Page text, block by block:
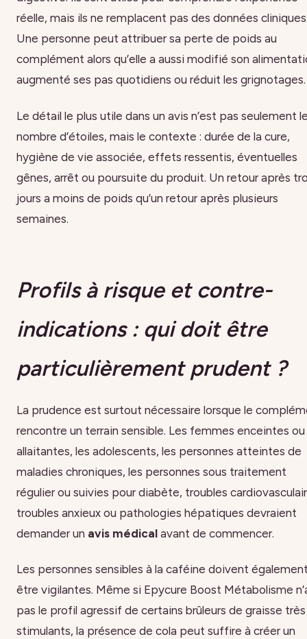
réelle, mais ils ne remplacent pas des données
Une personne peut attribuer sa perte de poids au
complément alors qu’elle a aussi modifié son
augmenté ses pas quotidiens ou réduit les grignotages.
Le détail le plus utile dans un avis n’est pas seulement
nombre d’étoiles, mais le contexte : durée de la cure,
hygiène de vie associée, effets ressentis, éventuelles
gênes, arrêt ou poursuite du produit. Un retour après
jours a moins de poids qu’un retour après plusieurs
semaines.
Profils à risque et contre-
indications : qui doit être
particulièrement prudent ?
La prudence est surtout nécessaire lorsque le
rencontre un terrain sensible. Les femmes enceintes ou
allaitantes, les adolescents, les personnes atteintes de
maladies chroniques, les personnes sous traitement
régulier ou suivies pour diabète, troubles
troubles anxieux ou pathologies hépatiques devraient
demander un avis médical avant de commencer.
Les personnes sensibles à la caféine doivent
être vigilantes. Même si Epycure Boost Métabolisme
pas le profil agressif de certains brûleurs de graisse très
stimulants, la présence de cola peut suffire à créer un